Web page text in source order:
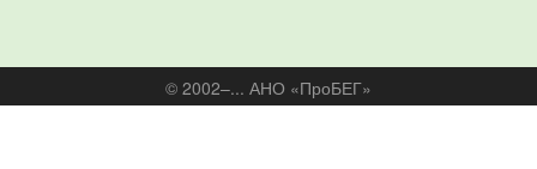
© 2002–... АНО «ПроБЕГ»